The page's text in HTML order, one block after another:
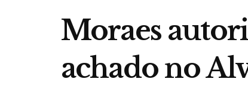
Moraes
achado no